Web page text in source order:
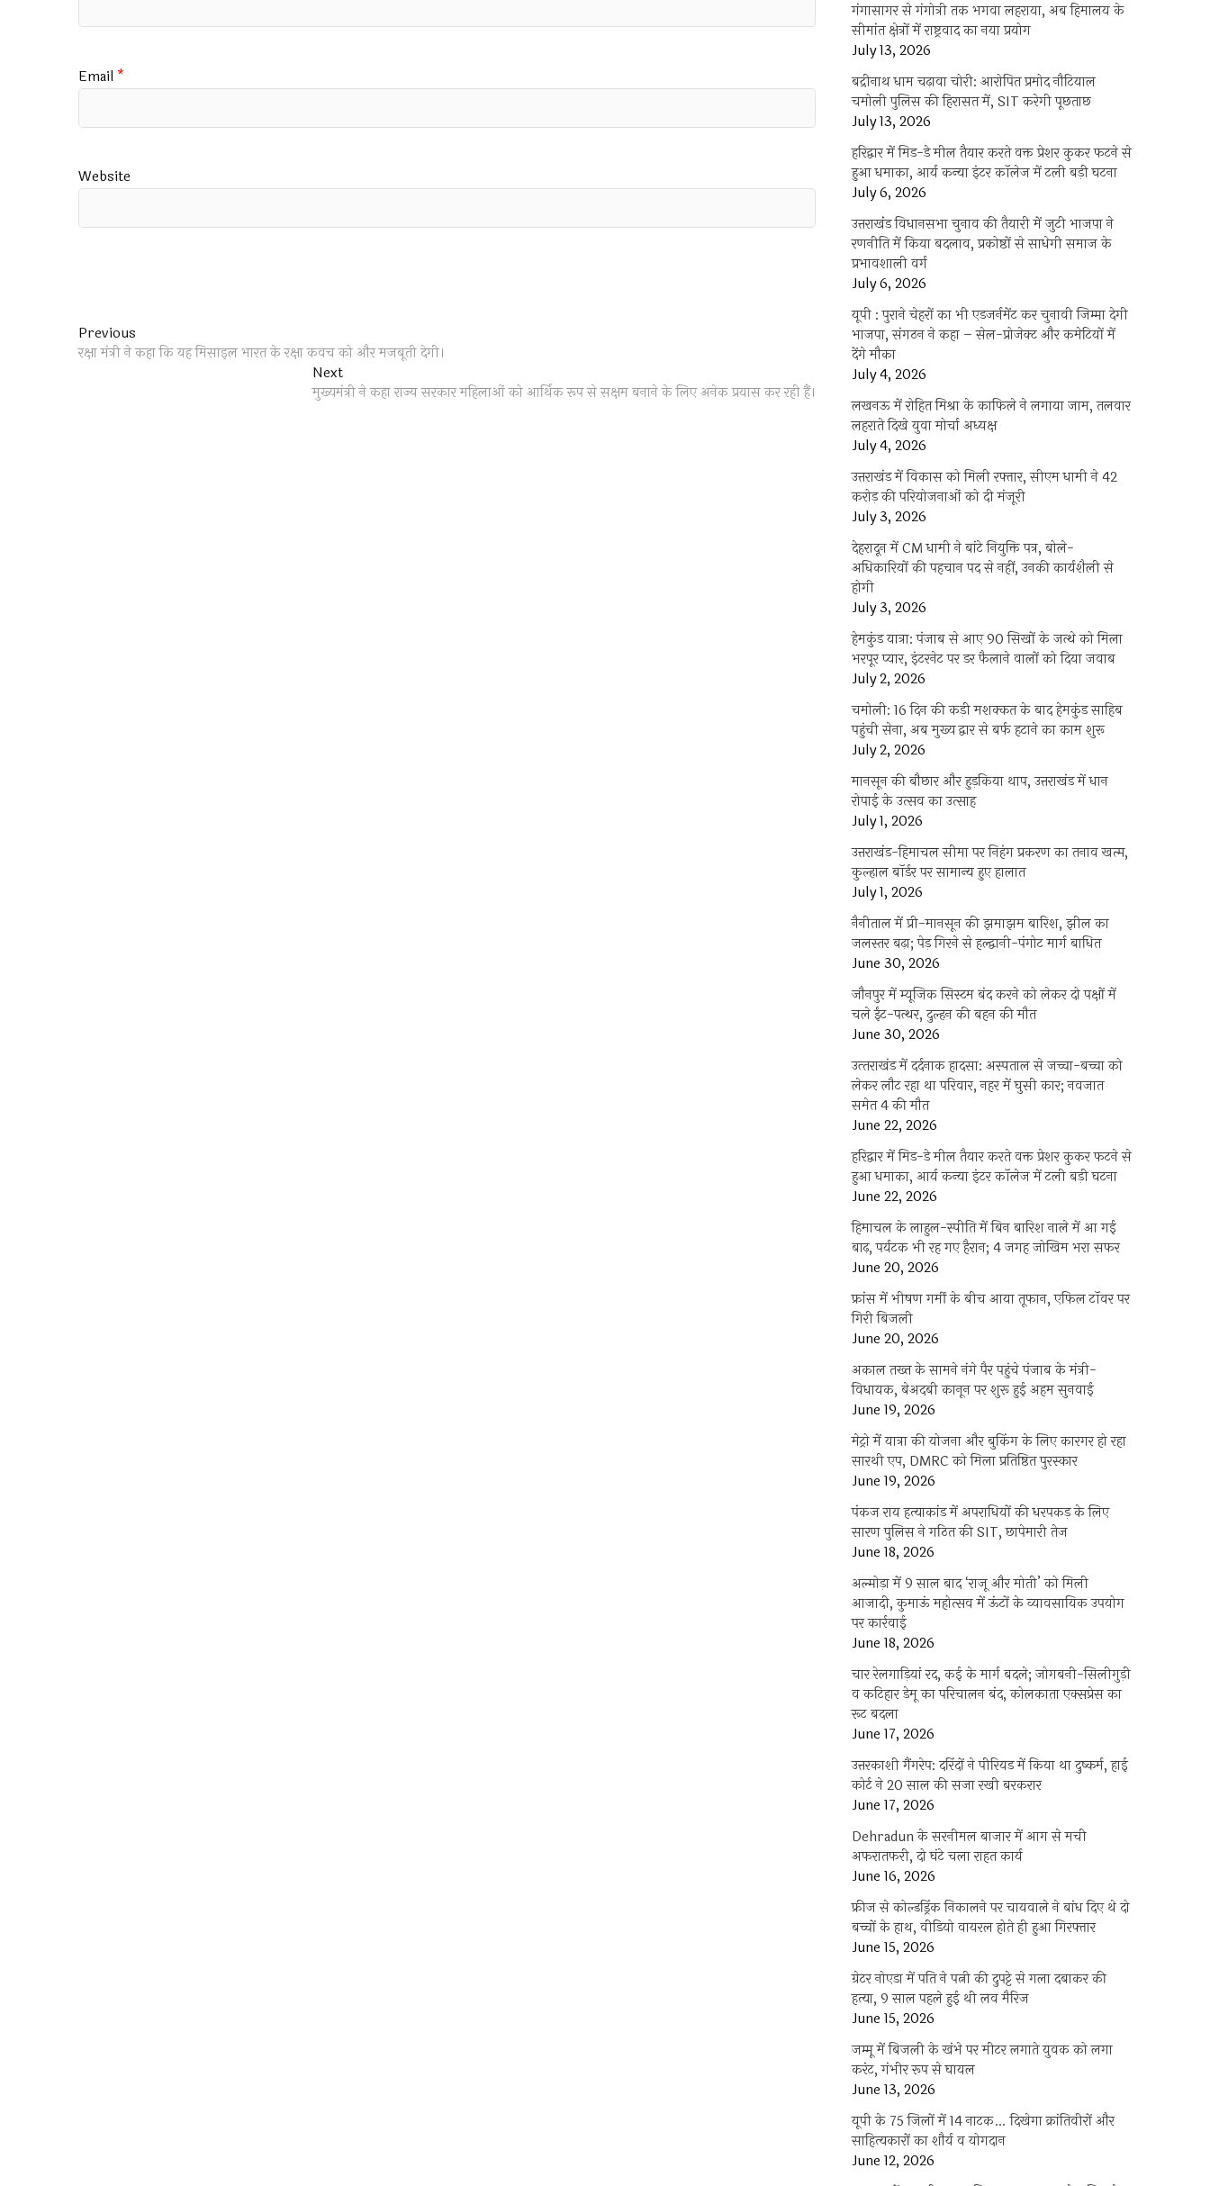
Email *
Website
Post
navigation
Previous
post:
रक्षा मंत्री ने कहा कि यह मिसाइल भारत के रक्षा कवच को और मजबूती देगी।
NextNext
post:
मुख्यमंत्री ने कहा राज्य सरकार महिलाओं को आर्थिक रूप से सक्षम बनाने के लिए अनेक प्रयास कर रही हैं।
गंगासागर से गंगोत्री तक भगवा लहराया, अब हिमालय के
सीमांत क्षेत्रों में राष्ट्रवाद का नया प्रयोग
July 13, 2026
बद्रीनाथ धाम चढ़ावा चोरी: आरोपित प्रमोद नौटियाल
चमोली पुलिस की हिरासत में, SIT करेगी पूछताछ
July 13, 2026
हरिद्वार में मिड-डे मील तैयार करते वक्त प्रेशर कुकर फटने से
हुआ धमाका, आर्य कन्या इंटर कॉलेज में टली बड़ी घटना
July 6, 2026
उत्तराखंंड विधानसभा चुनाव की तैयारी में जुटी भाजपा ने
रणनीति में किया बदलाव, प्रकोष्ठों से साधेगी समाज के
प्रभावशाली वर्ग
July 6, 2026
यूपी : पुराने चेहरों का भी एडजर्नमेंट कर चुनावी जिम्मा देगी
भाजपा, संगठन ने कहा – सेल-प्रोजेक्ट और कमेटियों में
देंगे मौका
July 4, 2026
लखनऊ में रोहित मिश्रा के काफिले ने लगाया जाम, तलवार
लहराते दिखे युवा मोर्चा अध्यक्ष
July 4, 2026
उत्तराखंड में विकास को मिली रफ्तार, सीएम धामी ने 42
करोड़ की परियोजनाओं को दी मंजूरी
July 3, 2026
देहरादून में CM धामी ने बांटे नियुक्ति पत्र, बोले-
अधिकारियों की पहचान पद से नहीं, उनकी कार्यशैली से
होगी
July 3, 2026
हेमकुंड यात्रा: पंजाब से आए 90 सिखों के जत्थे को मिला
भरपूर प्यार, इंटरनेट पर डर फैलाने वालों को दिया जवाब
July 2, 2026
चमोली: 16 दिन की कड़ी मशक्कत के बाद हेमकुंड साहिब
पहुंची सेना, अब मुख्य द्वार से बर्फ हटाने का काम शुरू
July 2, 2026
मानसून की बौछार और हुड़किया थाप, उत्तराखंड में धान
रोपाई के उत्सव का उत्साह
July 1, 2026
उत्तराखंड-हिमाचल सीमा पर निहंग प्रकरण का तनाव खत्म,
कुल्हाल बॉर्डर पर सामान्य हुए हालात
July 1, 2026
नैनीताल में प्री-मानसून की झमाझम बारिश, झील का
जलस्तर बढ़ा; पेड़ गिरने से हल्द्वानी-पंगोट मार्ग बाधित
June 30, 2026
जौनपुर में म्यूजिक सिस्टम बंद करने को लेकर दो पक्षों में
चले ईंट-पत्थर, दुल्हन की बहन की मौत
June 30, 2026
उत्‍तराखंड में दर्दनाक हादसा: अस्पताल से जच्चा-बच्चा को
लेकर लौट रहा था परिवार, नहर में घुसी कार; नवजात
समेत 4 की मौत
June 22, 2026
हरिद्वार में मिड-डे मील तैयार करते वक्त प्रेशर कुकर फटने से
हुआ धमाका, आर्य कन्या इंटर कॉलेज में टली बड़ी घटना
June 22, 2026
हिमाचल के लाहुल-स्पीति में बिन बारिश नाले में आ गई
बाढ़, पर्यटक भी रह गए हैरान; 4 जगह जोखिम भरा सफर
June 20, 2026
फ्रांस में भीषण गर्मी के बीच आया तूफान, एफिल टॉवर पर
गिरी बिजली
June 20, 2026
अकाल तख्त के सामने नंगे पैर पहुंचे पंजाब के मंत्री-
विधायक, बेअदबी कानून पर शुरू हुई अहम सुनवाई
June 19, 2026
मेट्रो में यात्रा की योजना और बुकिंग के लिए कारगर हो रहा
सारथी एप, DMRC को मिला प्रतिष्ठित पुरस्कार
June 19, 2026
पंकज राय हत्याकांड में अपराधियों की धरपकड़ के लिए
सारण पुलिस ने गठित की SIT, छापेमारी तेज
June 18, 2026
अल्मोड़ा में 9 साल बाद ‘राजू और मोती’ को मिली
आजादी, कुमाऊं महोत्सव में ऊंटों के व्यावसायिक उपयोग
पर कार्रवाई
June 18, 2026
चार रेलगाड़ियां रद, कई के मार्ग बदले; जोगबनी-सिलीगुड़ी
व कटिहार डेमू का परिचालन बंद, कोलकाता एक्सप्रेस का
रूट बदला
June 17, 2026
उत्तरकाशी गैंगरेप: दरिंदों ने पीरियड में किया था दुष्कर्म, हाई
कोर्ट ने 20 साल की सजा रखी बरकरार
June 17, 2026
Dehradun के सरनीमल बाजार में आग से मची
अफरातफरी, दो घंटे चला राहत कार्य
June 16, 2026
फ्रीज से कोल्डड्रिंक निकालने पर चायवाले ने बांध दिए थे दो
बच्चों के हाथ, वीडियो वायरल होते ही हुआ गिरफ्तार
June 15, 2026
ग्रेटर नोएडा में पति ने पत्नी की दुपट्टे से गला दबाकर की
हत्या, 9 साल पहले हुई थी लव मैरिज
June 15, 2026
जम्मू में बिजली के खंभे पर मीटर लगाते युवक को लगा
करंट, गंभीर रूप से घायल
June 13, 2026
यूपी के 75 जिलों में 14 नाटक… दिखेगा क्रांतिवीरों और
साहित्यकारों का शौर्य व योगदान
June 12, 2026